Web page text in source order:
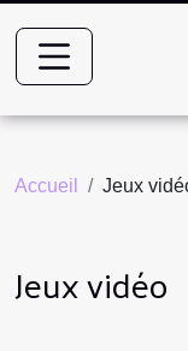
Accueil Jeux
Jeux vidéo